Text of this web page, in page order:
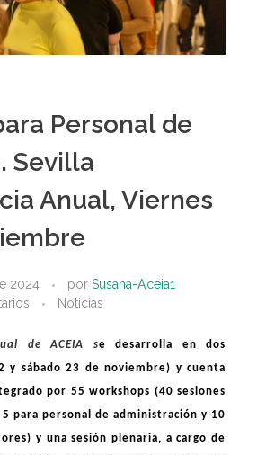
Personal de
Sevilla
Anual, Viernes
2024 por Susana-Aceia1
Noticias
de ACEIA se desarrolla
en dos
y sá bado 23 de noviembre) y cuenta
por 55 workshops (40 sesiones
para personal de administración y 10
y una sesión plenaria, a cargo de